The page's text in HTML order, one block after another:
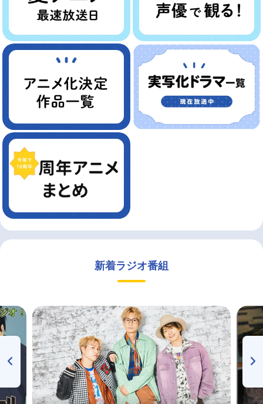
新着ラジオ番組